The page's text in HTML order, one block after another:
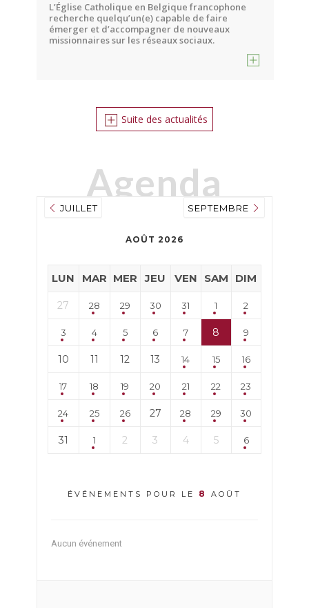
L’Église Catholique en Belgique francophone
recherche quelqu’un(e) capable de faire
émerger et d’accompagner de nouveaux
missionnaires sur les réseaux sociaux.
Suite des actualités
Agenda
JUILLET
AOÛT 2026
SEPTEMBRE
LUN MAR MER JEU VEN SAM DIM
27 28 29 30 31 1 2
3 4 5 6 7 8 9
10 11 12 13 14 15 16
17 18 19 20 21 22 23
24 25 26 27 28 29 30
31 1 2 3 4 5 6
ÉVÉNEMENTS POUR LE 8 AOÛT
Aucun événement